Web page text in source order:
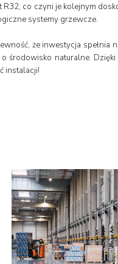
R32, co czyni je kolejnym
systemy grzewcze.
że inwestycja spełnia
środowisko naturalne.
instalacji!